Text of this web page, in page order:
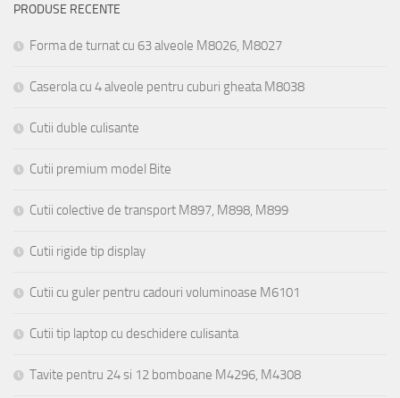
PRODUSE RECENTE
Forma de turnat cu 63 alveole M8026, M8027
Caserola cu 4 alveole pentru cuburi gheata M8038
Cutii duble culisante
Cutii premium model Bite
Cutii colective de transport M897, M898, M899
Cutii rigide tip display
Cutii cu guler pentru cadouri voluminoase M6101
Cutii tip laptop cu deschidere culisanta
Tavite pentru 24 si 12 bomboane M4296, M4308